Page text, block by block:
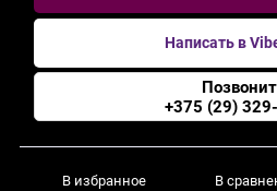
Написать в
+375 (29)
В избранное В